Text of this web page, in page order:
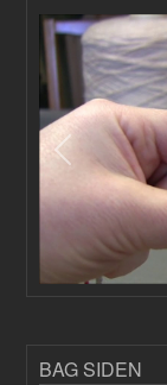
Forrige
BAG SIDEN